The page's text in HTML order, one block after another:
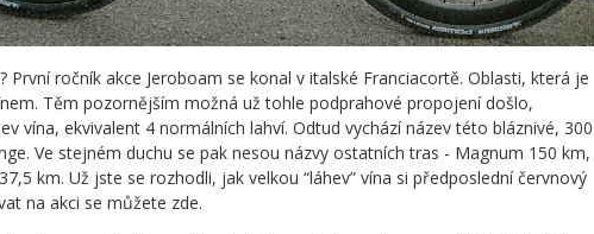
První ročník akce Jeroboam se konal v italské Franciacortě. Oblasti, která je
Těm pozornějším možná už tohle podprahové propojení došlo,
vína, ekvivalent 4 normálních lahví. Odtud vychází název této bláznivé, 300
Ve stejném duchu se pak nesou názvy ostatních tras - Magnum 150 km,
km. Už jste se rozhodli, jak velkou “láhev” vína si předposlední červnový
na akci se můžete zde.